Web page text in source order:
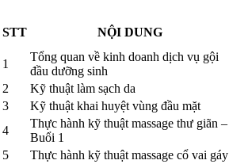
STT NỘI DUNG
1
Tổng quan về kinh doanh dịch vụ gội
đầu dưỡng sinh
2
Kỹ thuật làm sạch da
3
Kỹ thuật khai huyệt vùng đầu mặt
4
Thực hành kỹ thuật massage thư giãn –
Buổi 1
5
Thực hành kỹ thuật massage cổ vai gáy